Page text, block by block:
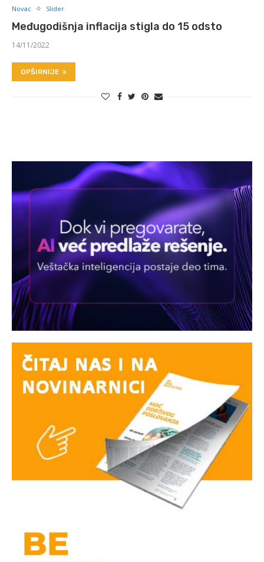
Novac Slider
Međugodišnja inflacija stigla do 15 odsto
14/11/2022
OPŠIRNIJE